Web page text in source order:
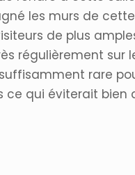
les murs de cette
de plus
régulièrement sur
rare
ce qui éviterait bien